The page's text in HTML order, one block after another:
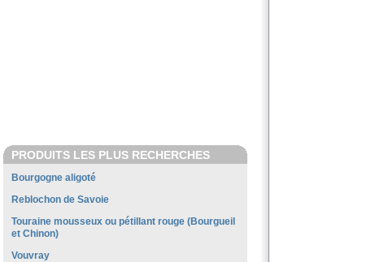
PRODUITS LES PLUS RECHERCHES
Bourgogne aligoté
Reblochon de Savoie
Touraine mousseux ou pétillant rouge (Bourgueil
et Chinon)
Vouvray